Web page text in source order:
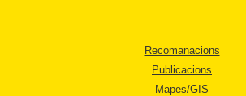
Recomanacions
Publicacions
Mapes/GIS